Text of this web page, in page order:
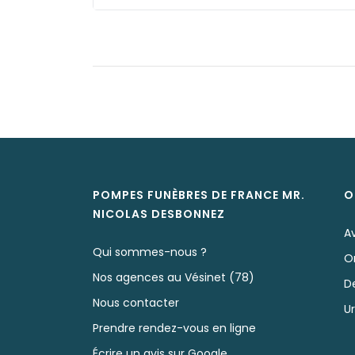
POMPES FUNÈBRES DE FRANCE MR.
NICOLAS DESBONNEZ
Qui sommes-nous ?
Nos agences au Vésinet (78)
Nous contacter
Prendre rendez-vous en ligne